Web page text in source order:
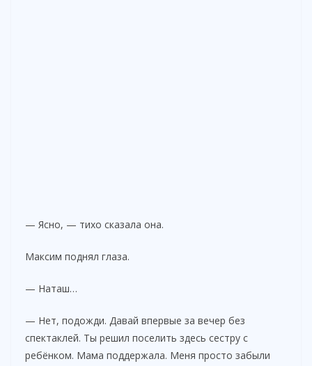
— Ясно, — тихо сказала она.
Максим поднял глаза.
— Наташ…
— Нет, подожди. Давай впервые за вечер без
спектаклей. Ты решил поселить здесь сестру с
ребёнком. Мама поддержала. Меня просто забыли